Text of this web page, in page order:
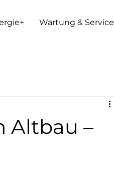
Wartung & Service
Altbau –